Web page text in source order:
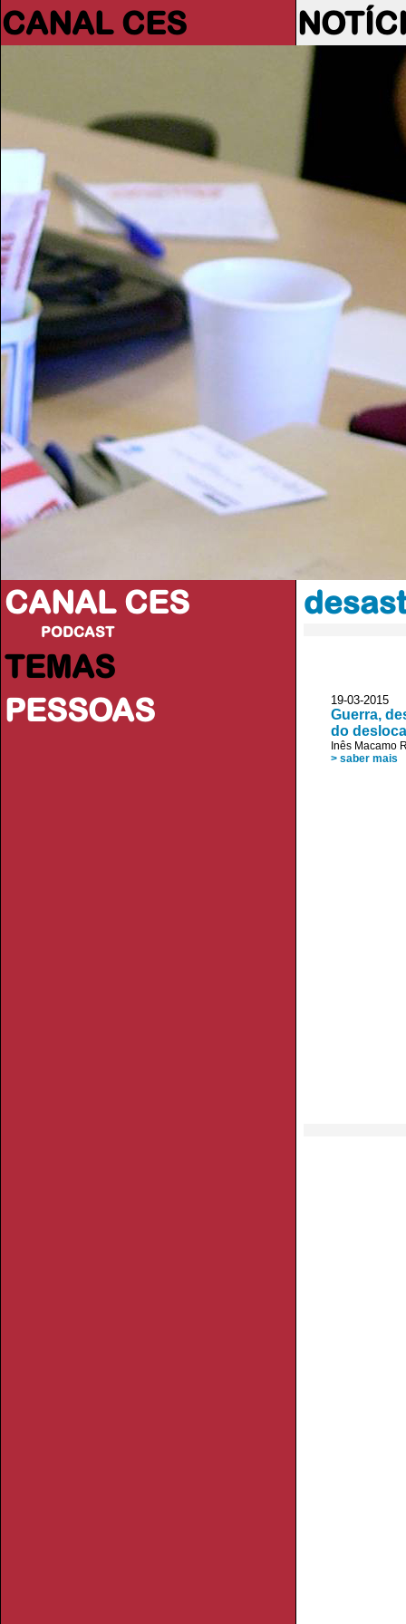
CANAL CES
CANAL CES
PODCAST
TEMAS
PESSOAS
19-03-
Guerra,
do
Inês Macamo
> saber mais